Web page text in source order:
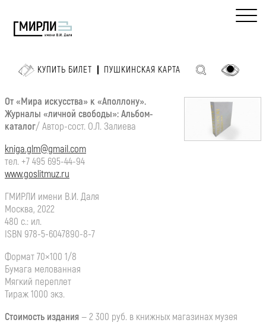
КУПИТЬ БИЛЕТ ПУШКИНСКАЯ КАРТА
От «Мира искусства» к «Аполлону».
Журналы «личной свободы»: Альбом-
каталог/ Автор-сост. О.Л. Залиева
kniga.glm@gmail.com
тел. +7 495 695-44-94
www.goslitmuz.ru
ГМИРЛИ имени В.И. Даля
Москва, 2022
480 с.: ил.
ISBN 978-5-6047890-8-7
Формат 70×100 1/8
Бумага мелованная
Мягкий переплет
Тираж 1000 экз.
Стоимость издания — 2 300 руб. в книжных магазинах музея